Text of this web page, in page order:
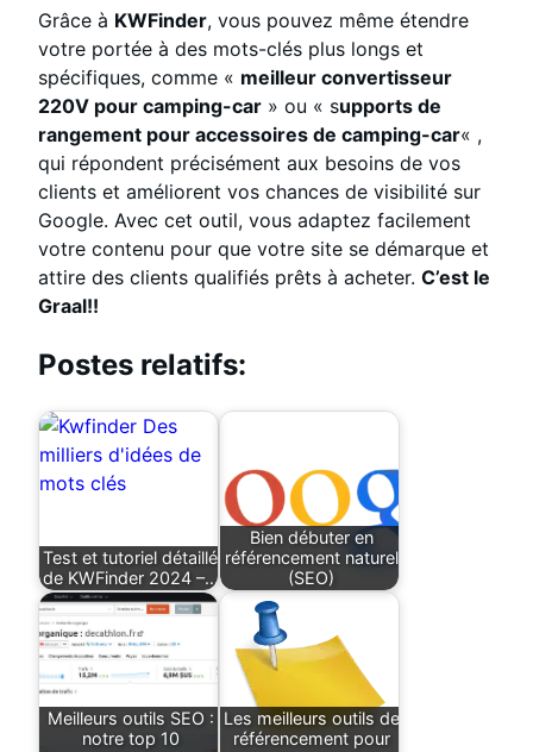
Grâce à KWFinder, vous pouvez même étendre
votre portée à des mots-clés plus longs et
spécifiques, comme « meilleur convertisseur
220V pour camping-car » ou « supports de
rangement pour accessoires de camping-car« ,
qui répondent précisément aux besoins de vos
clients et améliorent vos chances de visibilité sur
Google. Avec cet outil, vous adaptez facilement
votre contenu pour que votre site se démarque et
attire des clients qualifiés prêts à acheter. C’est le
Graal!!
Postes relatifs:
Test et tutoriel détaillé
de KWFinder 2024 –…
Bien débuter en
référencement naturel
(SEO)
Meilleurs outils SEO :
notre top 10
Les meilleurs outils de
référencement pour